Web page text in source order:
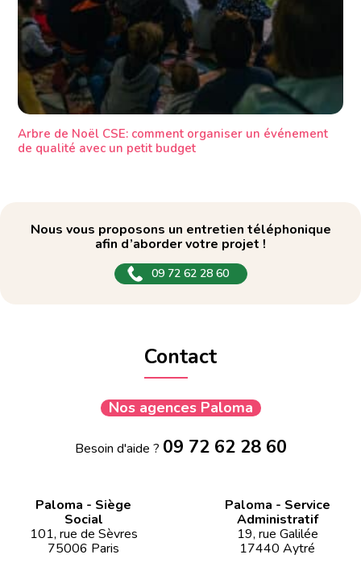
Arbre de Noël CSE: comment organiser un événement
de qualité avec un petit budget
Nous vous proposons un entretien téléphonique
afin d’aborder votre projet !
09 72 62 28 60
Contact
Nos agences Paloma
Besoin d'aide ? 09 72 62 28 60
Paloma - Siège
Social
101, rue de Sèvres
75006 Paris
Paloma - Service
Administratif
19, rue Galilée
17440 Aytré